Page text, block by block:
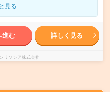
見る
進む 詳しく見る
リソシア株式会社